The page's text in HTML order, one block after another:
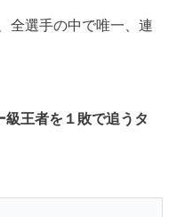
全選手の中で唯一、連
王者を１敗で追うタ